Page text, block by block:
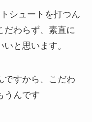
シュートを打つん
だわらず、素直に
と思います。
ですから、こだわ
うんです